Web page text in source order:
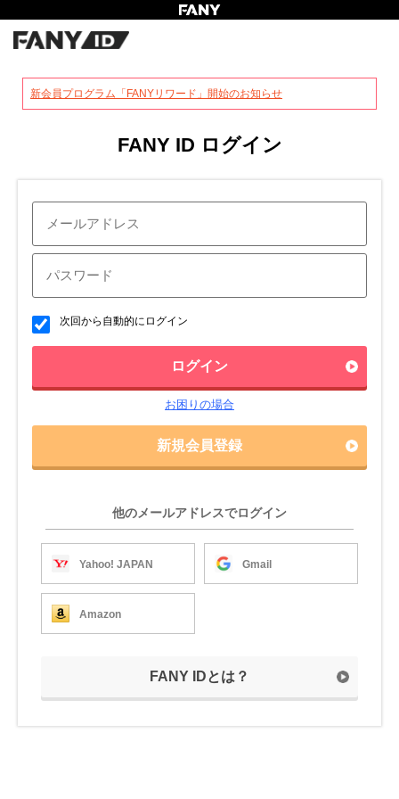
新会員プログラム「FANYリワード」開始のお知らせ
FANY ID ログイン
次回から自動的にログイン
ログイン
お困りの場合
新規会員登録
他のメールアドレスでログイン
Yahoo! JAPAN Gmail
Amazon
FANY IDとは？